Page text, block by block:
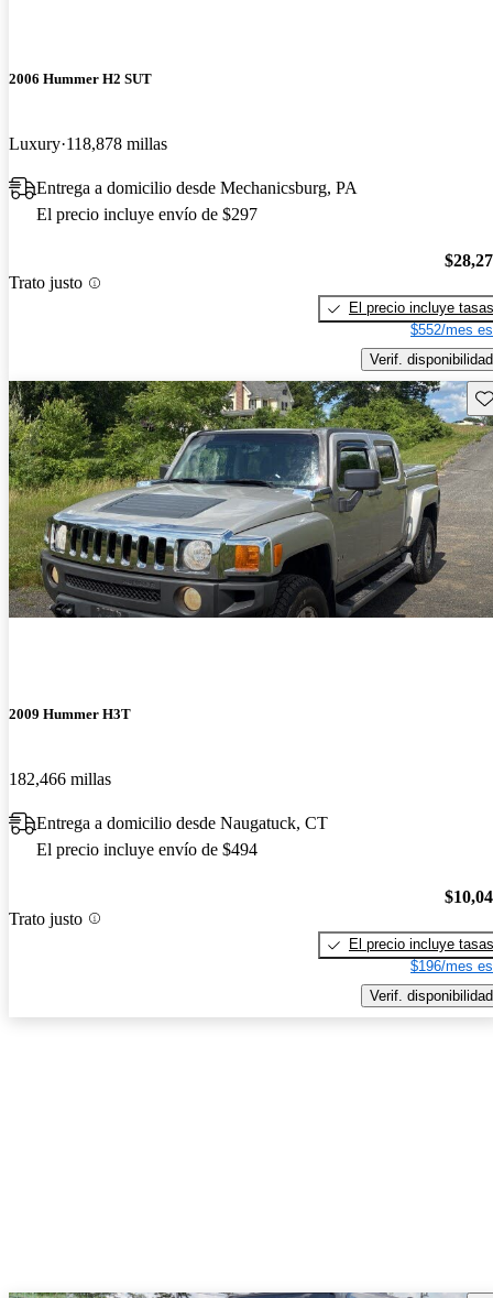
2006 Hummer H2 SUT
Luxury 118,878 millas
Entrega a domicilio desde Mechanicsburg, PA
El precio incluye envío de $297
Trato justo
El precio incluye tasas
$552/mes
Verif. disponibilidad
2009 Hummer H3T
182,466 millas
Entrega a domicilio desde Naugatuck, CT
El precio incluye envío de $494
Trato justo
El precio incluye tasas
$196/mes
Verif. disponibilidad